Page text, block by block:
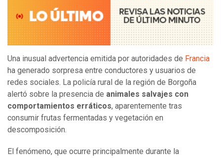
Una inusual advertencia emitida por autoridades de Francia
ha generado sorpresa entre conductores y usuarios de
redes sociales. La policía rural de la región de Borgoña
alertó sobre la presencia de animales salvajes con
comportamientos erráticos, aparentemente tras
consumir frutas fermentadas y vegetación en
descomposición.
El fenómeno, que ocurre principalmente durante la